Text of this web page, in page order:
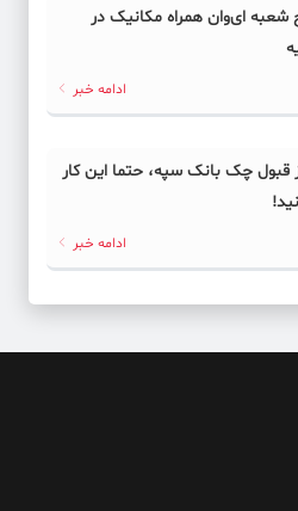
شعبه ای‌وان همراه مکانیک در
ادامه خبر
قبول چک بانک سپه، حتما این کار
ادامه خبر